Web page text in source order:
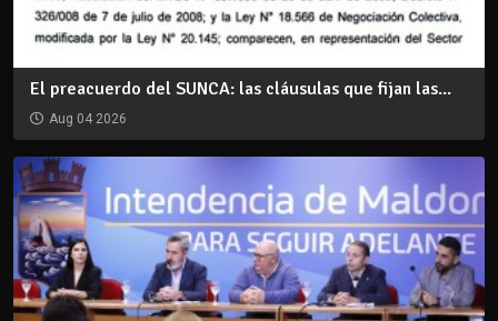
El preacuerdo del SUNCA: las cláusulas que fijan las...
Aug 04 2026